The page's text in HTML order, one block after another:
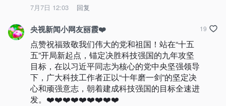
7月7日 12:03 回复
央视新闻小网友丽霞❤️
点赞祝福致敬我们伟大的党和祖国！站在“十五
五”开局新起点，锚定决胜科技强国的九年攻坚
目标，在以习近平同志为核心的党中央坚强领导
下，广大科技工作者正以“十年磨一剑”的坚定决
心和顽强意志，朝着建成科技强国的目标全速进
发。❤️❤️❤️❤️❤️❤️❤️❤️❤️
19